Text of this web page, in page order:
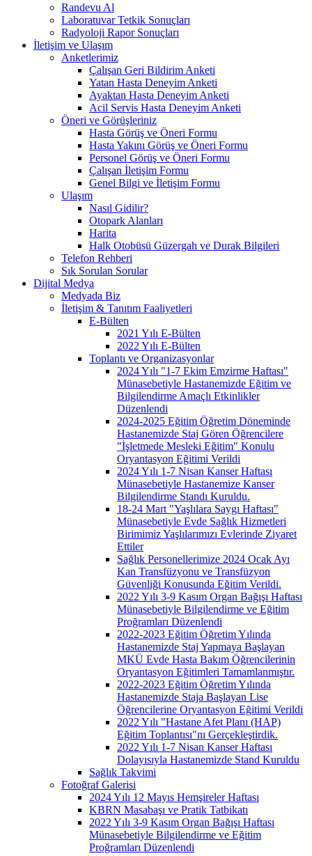
Randevu Al
Laboratuvar Tetkik Sonuçları
Radyoloji Rapor Sonuçları
İletişim ve Ulaşım
Anketlerimiz
Çalışan Geri Bildirim Anketi
Yatan Hasta Deneyim Anketi
Ayaktan Hasta Deneyim Anketi
Acil Servis Hasta Deneyim Anketi
Öneri ve Görüşleriniz
Hasta Görüş ve Öneri Formu
Hasta Yakını Görüş ve Öneri Formu
Personel Görüş ve Öneri Formu
Çalışan İletişim Formu
Genel Bilgi ve İletişim Formu
Ulaşım
Nasıl Gidilir?
Otopark Alanları
Harita
Halk Otobüsü Güzergah ve Durak Bilgileri
Telefon Rehberi
Sık Sorulan Sorular
Dijital Medya
Medyada Biz
İletişim & Tanıtım Faaliyetleri
E-Bülten
2021 Yılı E-Bülten
2022 Yılı E-Bülten
Toplantı ve Organizasyonlar
2024 Yılı "1-7 Ekim Emzirme Haftası"
Münasebetiyle Hastanemizde Eğitim ve
Bilgilendirme Amaçlı Etkinlikler
Düzenlendi
2024-2025 Eğitim Öğretim Döneminde
Hastanemizde Staj Gören Öğrencilere
"İşletmede Mesleki Eğitim" Konulu
Oryantasyon Eğitimi Verildi
2024 Yılı 1-7 Nisan Kanser Haftası
Münasebetiyle Hastanemize Kanser
Bilgilendirme Standı Kuruldu.
18-24 Mart "Yaşlılara Saygı Haftası"
Münasebetiyle Evde Sağlık Hizmetleri
Birimimiz Yaşlılarımızı Evlerinde Ziyaret
Ettiler
Sağlık Personellerimize 2024 Ocak Ayı
Kan Transfüzyonu ve Transfüzyon
Güvenliği Konusunda Eğitim Verildi.
2022 Yılı 3-9 Kasım Organ Bağışı Haftası
Münasebetiyle Bilgilendirme ve Eğitim
Proğramları Düzenlendi
2022-2023 Eğitim Öğretim Yılında
Hastanemizde Staj Yapmaya Başlayan
MKÜ Evde Hasta Bakım Öğrencilerinin
Oryantasyon Eğitimleri Tamamlanmıştır.
2022-2023 Eğitim Öğretim Yılında
Hastanemizde Staja Başlayan Lise
Öğrencilerine Oryantasyon Eğitimi Verildi
2022 Yılı "Hastane Afet Planı (HAP)
Eğitim Toplantısı"nı Gerçekleştirdik.
2022 Yılı 1-7 Nisan Kanser Haftası
Dolayısıyla Hastanemizde Stand Kuruldu
Sağlık Takvimi
Fotoğraf Galerisi
2024 Yılı 12 Mayıs Hemşireler Haftası
KBRN Masabaşı ve Pratik Tatbikatı
2022 Yılı 3-9 Kasım Organ Bağışı Haftası
Münasebetiyle Bilgilendirme ve Eğitim
Proğramları Düzenlendi